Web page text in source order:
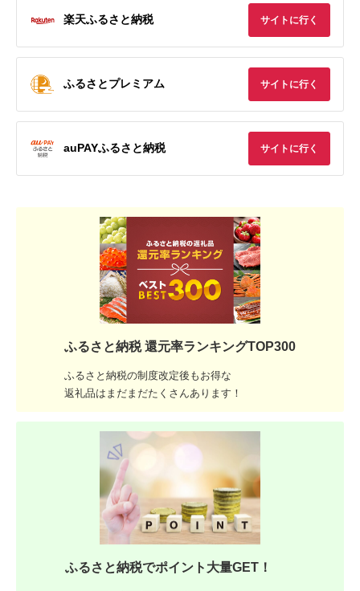
楽天ふるさと納税 サイトに行く
ふるさとプレミアム サイトに行く
auPAYふるさと納税 サイトに行く
ふるさと納税 還元率ランキングTOP300
ふるさと納税の制度改定後もお得な
返礼品はまだまだたくさんあります！
ふるさと納税でポイント大量GET！